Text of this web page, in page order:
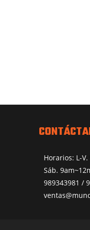
Horarios: L-
Sáb.
989343981 /